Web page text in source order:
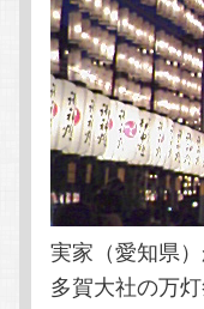
ン
ツ
へ
移
動
ツ
へ
移
動
実家（愛知県
多賀大社の万